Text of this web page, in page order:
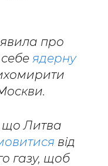
про
себе ядерну
що Литва
від
газу, щоб